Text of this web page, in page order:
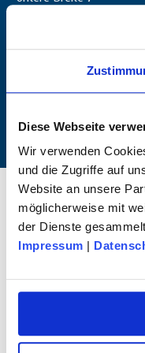
Diese Webseite
Wir verwenden
und die Zugriffe auf
Website an unsere
möglicherweise mit
der Dienste
Impressum |
info@dk-fixiersysteme.de
© 2025 dk